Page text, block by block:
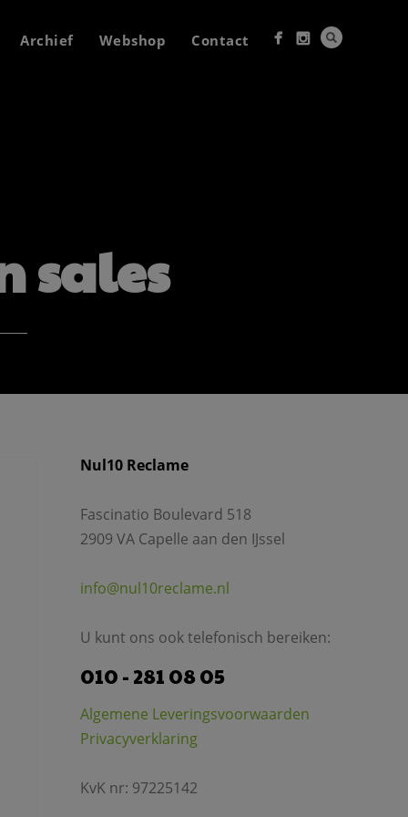
Archief Webshop Contact
sales
Nul10 Reclame
Fascinatio Boulevard 518
2909 VA Capelle aan den IJssel
info@nul10reclame.nl
U kunt ons ook telefonisch bereiken:
010 - 281 08 05
Algemene Leveringsvoorwaarden
Privacyverklaring
KvK nr: 97225142